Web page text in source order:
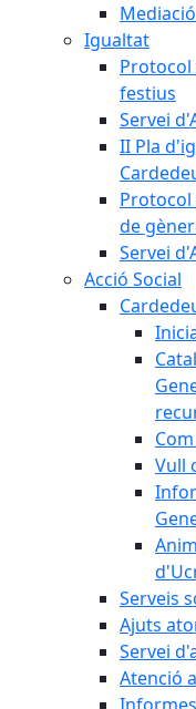
Igualtat
Protocol
festius
Servei
II Pla
Protocol
de
Servei
Acció Social
Vull
Serveis
Ajuts
Servei
Atenció